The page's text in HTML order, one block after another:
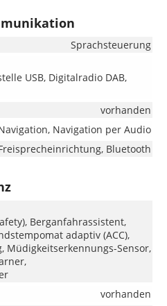
Sprachsteuerung
USB, Digitalradio DAB,
vorhanden
Navigation per Audio
Bluetooth
Berganfahrassistent,
adaptiv (ACC),
Müdigkeitserkennungs-Sensor,
vorhanden